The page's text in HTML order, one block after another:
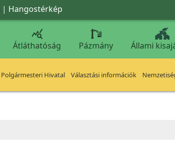
| Hangostérkép

Átláthatóság Pázmány Állami
Polgármesteri Hivatal Választási információk